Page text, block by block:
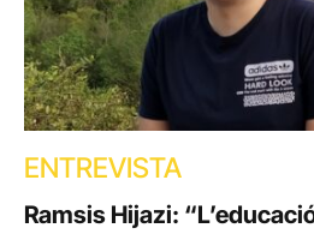
ENTREVISTA
Ramsis Hijazi: